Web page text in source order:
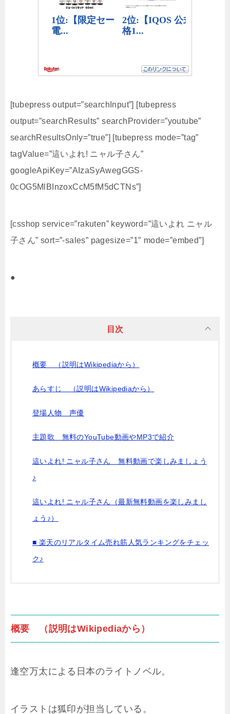
[tubepress output=”searchInput”] [tubepress
output=”searchResults” searchProvider=”youtube”
searchResultsOnly=”true”] [tubepress mode=”tag”
tagValue=”這いよれ! ニャル子さん”
googleApiKey=”AIzaSyAwegGGS-
0cOG5MlBInzoxCcM5fM5dCTNs”]
[csshop service=”rakuten” keyword=”這いよれ ニャル
子さん” sort=”-sales” pagesize=”1″ mode=”embed”]
●
目次
概要 （説明はWikipediaから）
あらすじ （説明はWikipediaから）
登場人物 声優
主題歌 無料のYouTube動画やMP3で紹介
這いよれ! ニャル子さん 無料動画で楽しみましょう
♪
這いよれ! ニャル子さん（最新無料動画を楽しみまし
ょう♪）
■ 楽天のリアルタイム売れ筋人気ランキングをチェッ
ク♪
概要 （説明はWikipediaから）
逢空万太による日本のライトノベル。
イラストは狐印が担当している。